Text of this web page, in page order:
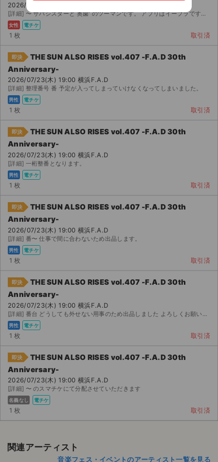
2026/07/23(木) 19:00 横浜F.A.D
[詳細] 〜 サバシスターと 奥歯' のツーマンです。 アプリはイープラです。 すごく行...
女性 電チケ
1 枚 取引済
即決
THE SUN ALSO RISES vol.407 -F.A.D 30th
Anniversary-
2026/07/23(木) 19:00 横浜F.A.D
[詳細] 整理番号 番 予定が入ってしまっていけなくなってしまいました。
男性 電チケ
1 枚 取引済
即決
THE SUN ALSO RISES vol.407 -F.A.D 30th
Anniversary-
2026/07/23(木) 19:00 横浜F.A.D
[詳細] 一桁整番となります。
男性 電チケ
1 枚 取引済
即決
THE SUN ALSO RISES vol.407 -F.A.D 30th
Anniversary-
2026/07/23(木) 19:00 横浜F.A.D
[詳細] 番〜 仕事で間に合わないため出品します。
男性 電チケ
1 枚 取引済
即決
THE SUN ALSO RISES vol.407 -F.A.D 30th
Anniversary-
2026/07/23(木) 19:00 横浜F.A.D
[詳細] 番台 どうしても外せない用事のため出品しました よろしくお願いします
男性 電チケ
1 枚 取引済
即決
THE SUN ALSO RISES vol.407 -F.A.D 30th
Anniversary-
2026/07/23(木) 19:00 横浜F.A.D
[詳細] 〜 のスマチケにて分配させていただきます
名義なし 電チケ
1 枚 取引済
関連アーティスト
音楽フェス・イベントのアーティスト一覧を見る